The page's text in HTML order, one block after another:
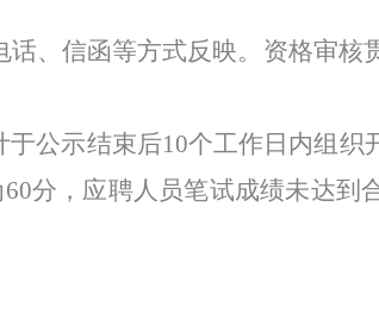
、信函等方式反映。资格审核
于公示结束后10个工作日内组织
60分，应聘人员笔试成绩未达到